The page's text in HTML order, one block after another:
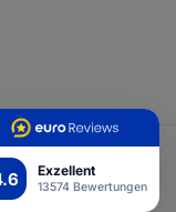
Exzellent
13574 Bewertungen